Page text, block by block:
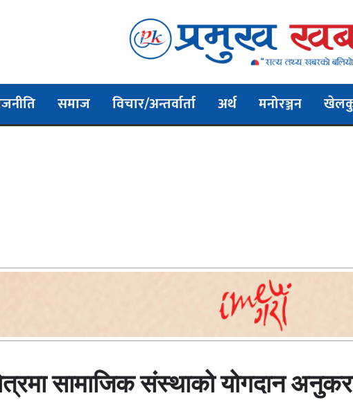
समाज विचार/अन्तर्वार्ता अर्थ मनोरञ्जन
सामाजिक संस्थाको योगदान